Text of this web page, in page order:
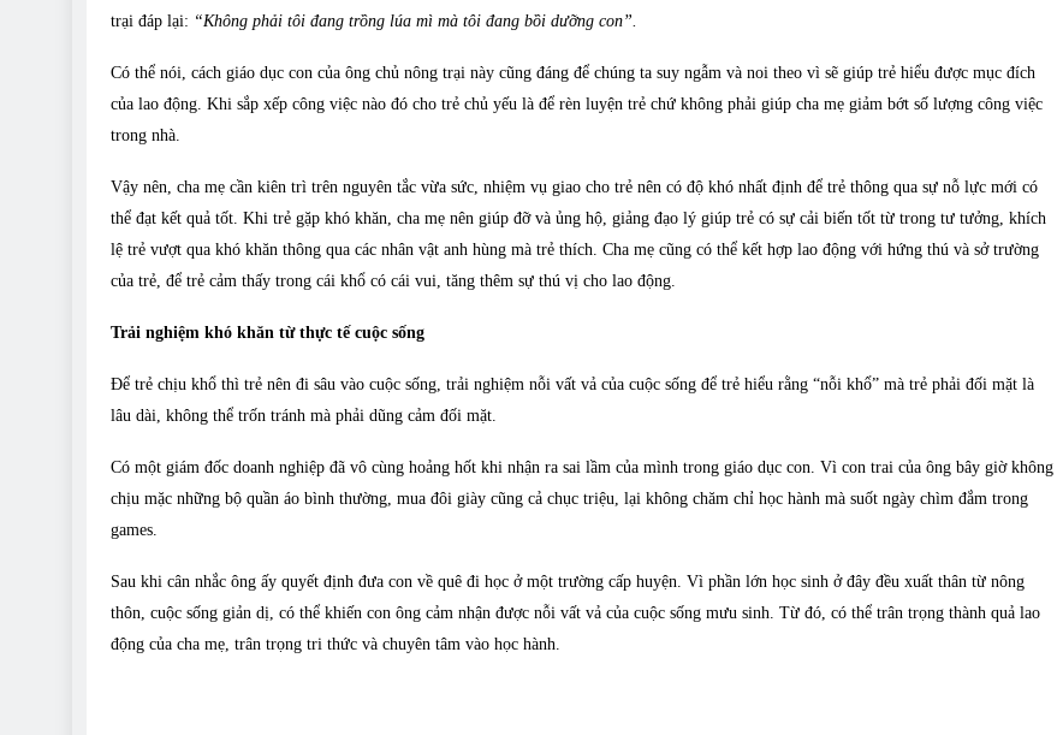
trại đáp lại: “Không phải tôi đang trồng lúa mì mà tôi đang bồi dưỡng con”.
Có thể nói, cách giáo dục con của ông chủ nông trại này cũng đáng để chúng ta suy ngẫm và noi theo vì sẽ giúp trẻ hiểu được mục đích
của lao động. Khi sắp xếp công việc nào đó cho trẻ chủ yếu là để rèn luyện trẻ chứ không phải giúp cha mẹ giảm bớt số lượng công việc
trong nhà.
Vậy nên, cha mẹ cần kiên trì trên nguyên tắc vừa sức, nhiệm vụ giao cho trẻ nên có độ khó nhất định để trẻ thông qua sự nỗ lực mới có
thể đạt kết quả tốt. Khi trẻ gặp khó khăn, cha mẹ nên giúp đỡ và ủng hộ, giảng đạo lý giúp trẻ có sự cải biến tốt từ trong tư tưởng, khích
lệ trẻ vượt qua khó khăn thông qua các nhân vật anh hùng mà trẻ thích. Cha mẹ cũng có thể kết hợp lao động với hứng thú và sở trường
của trẻ, để trẻ cảm thấy trong cái khổ có cái vui, tăng thêm sự thú vị cho lao động.
Trải nghiệm khó khăn từ thực tế cuộc sống
Để trẻ chịu khổ thì trẻ nên đi sâu vào cuộc sống, trải nghiệm nỗi vất vả của cuộc sống để trẻ hiểu rằng “nỗi khổ” mà trẻ phải đối mặt là
lâu dài, không thể trốn tránh mà phải dũng cảm đối mặt.
Có một giám đốc doanh nghiệp đã vô cùng hoảng hốt khi nhận ra sai lầm của mình trong giáo dục con. Vì con trai của ông bây giờ không
chịu mặc những bộ quần áo bình thường, mua đôi giày cũng cả chục triệu, lại không chăm chỉ học hành mà suốt ngày chìm đắm trong
games.
Sau khi cân nhắc ông ấy quyết định đưa con về quê đi học ở một trường cấp huyện. Vì phần lớn học sinh ở đây đều xuất thân từ nông
thôn, cuộc sống giản dị, có thể khiến con ông cảm nhận được nỗi vất vả của cuộc sống mưu sinh. Từ đó, có thể trân trọng thành quả lao
động của cha mẹ, trân trọng tri thức và chuyên tâm vào học hành.